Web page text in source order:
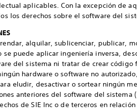
aplicables. Con la excepción de
los derechos sobre el software del
alquilar, sublicenciar, publicar,
se puede aplicar ingeniería inversa,
del sistema ni tratar de crear
hardware o software no
eludir, desactivar o sortear ningún
anteriores del software del sistema
de SIE Inc o de terceros en